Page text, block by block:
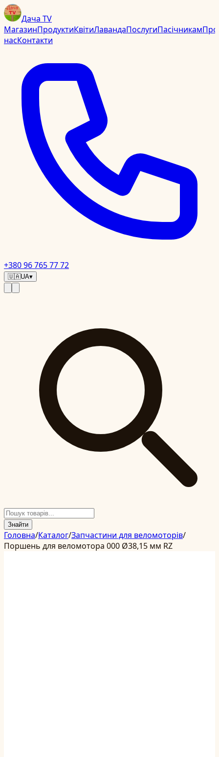
Дача TV
МагазинПродуктиКвітиЛавандаПослугиПасічникамПро
насКонтакти
+380 96 765 77 72
🇺🇦UA▾
Знайти
Головна/Каталог/Запчастини для веломоторів/
Поршень для веломотора 000 Ø38,15 мм RZ